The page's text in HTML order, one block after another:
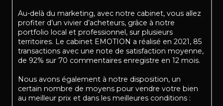
Au-delà du marketing, avec notre cabinet, vous allez
profiter d’un vivier d’acheteurs, grâce à notre
portfolio local et professionnel, sur plusieurs
territoires. Le cabinet EMOTION a réalisé en 2021, 85
transactions avec une note de satisfaction moyenne,
de 92% sur 70 commentaires enregistre en 12 mois.
Nous avons également à notre disposition, un
certain nombre de moyens pour vendre votre bien
au meilleur prix et dans les meilleures conditions :